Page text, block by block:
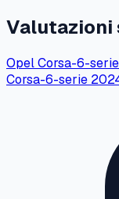
Valutazioni
OpelCorsa-6-serie
Corsa-6-serie